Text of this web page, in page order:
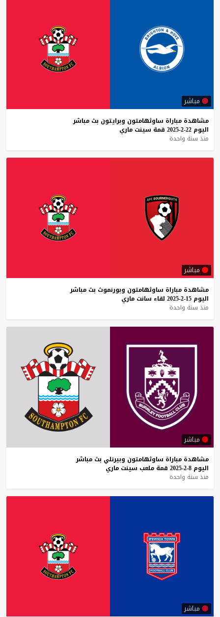
مباشر
مشاهدة مباراة ساوثهامتون وبرايتون بث مباشر
اليوم 22-2-2025 قمة سينت ماري
منذ سنة واحدة
مباشر
مشاهدة مباراة ساوثهامتون وبورنموث بث مباشر
اليوم 15-2-2025 لقاء سانت ماري
منذ سنة واحدة
مباشر
مشاهدة مباراة ساوثهامتون وبيرنلي بث مباشر
اليوم 8-2-2025 قمة ملعب سينت ماري
منذ سنة واحدة
مباشر